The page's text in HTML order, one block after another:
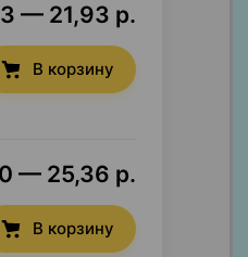
— 21,93 р.
В корзину
— 25,36 р.
В корзину